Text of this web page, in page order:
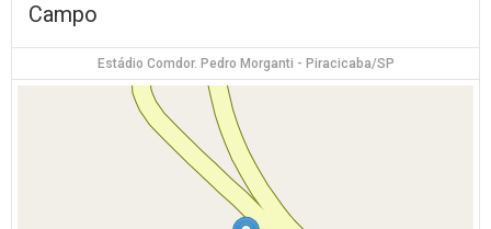
Campo
Estádio Comdor. Pedro Morganti - Piracicaba/SP